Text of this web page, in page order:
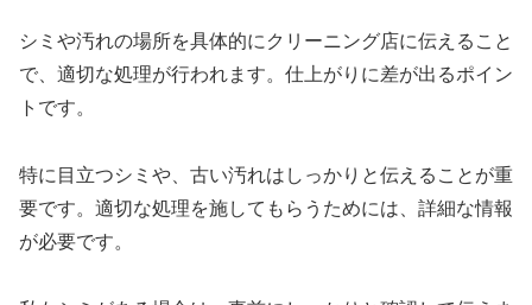
シミや汚れの場所を具体的にクリーニング店に伝えること
で、適切な処理が行われます。仕上がりに差が出るポイン
トです。
特に目立つシミや、古い汚れはしっかりと伝えることが重
要です。適切な処理を施してもらうためには、詳細な情報
が必要です。